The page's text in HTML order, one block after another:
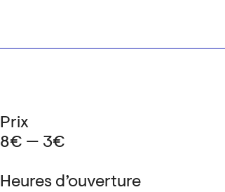
Heures d’ouverture
Prix
8€ — 3€